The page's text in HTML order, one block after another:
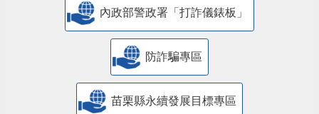
內政部警政署「打詐儀錶板」
防詐騙專區
苗栗縣永續發展目標專區